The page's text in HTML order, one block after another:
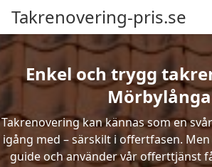
Takrenovering-pris.se
Enkel och trygg
Mörbylånga
Takrenovering kan kännas som en
igång med – särskilt i offertfasen.
guide och använder vår offerttjänst